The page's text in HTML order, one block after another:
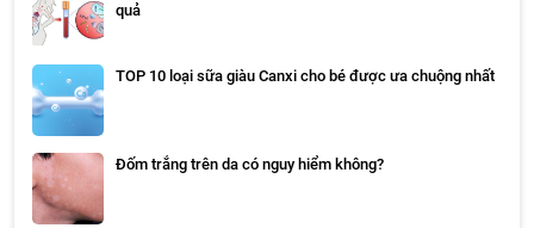
quả
TOP 10 loại sữa giàu Canxi cho bé được ưa chuộng nhất
Đốm trắng trên da có nguy hiểm không?